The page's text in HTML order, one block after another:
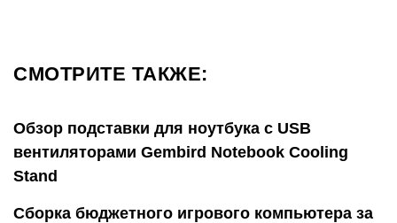
СМОТРИТЕ ТАКЖЕ:
Обзор подставки для ноутбука с USB
вентиляторами Gembird Notebook Cooling
Stand
Сборка бюджетного игрового компьютера за